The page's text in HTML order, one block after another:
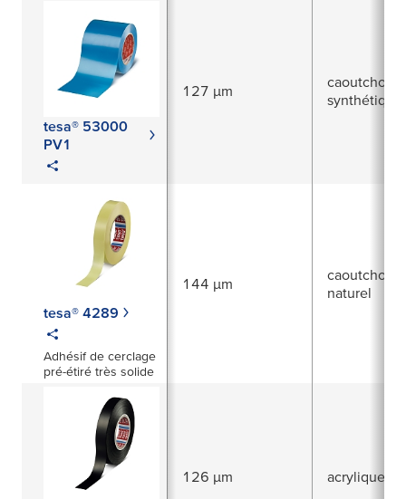
tesa® 53000
PV1
127 µm
caoutchouc
synthétique
tesa® 4289
Adhésif de cerclage
pré-étiré très solide
144 µm
caoutchouc
naturel
126 µm acrylique